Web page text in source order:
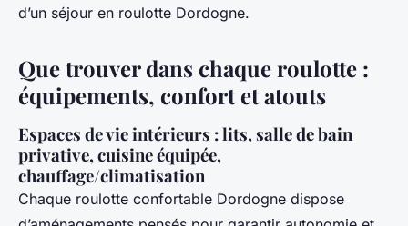
d’un séjour en roulotte Dordogne.
Que trouver dans chaque roulotte :
équipements, confort et atouts
Espaces de vie intérieurs : lits, salle de bain
privative, cuisine équipée,
chauffage/climatisation
Chaque roulotte confortable Dordogne dispose